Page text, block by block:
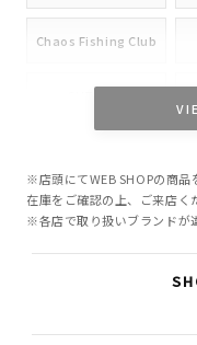
Chaos Fishing Club
INCOMPLETE
TOKYO
MASSES
※店頭にてWEB SHOPの商
在庫をご確認の上、ご来店く
※各店で取り扱いブランドが